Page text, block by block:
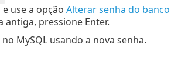
use a opção Alterar senha do
pressione Enter.
MySQL usando a nova senha.